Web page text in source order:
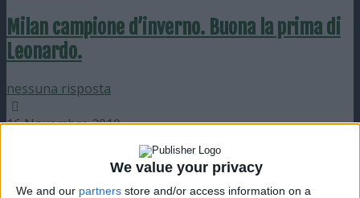
We value your privacy
We and our partners store and/or access information on a
Milan campione d’inverno. Buona la prima di
Leonardo.
nessuna risposta
16 Novembre 2010
Al Milan il derby di Milano. La Lazio si
mantiene a -1